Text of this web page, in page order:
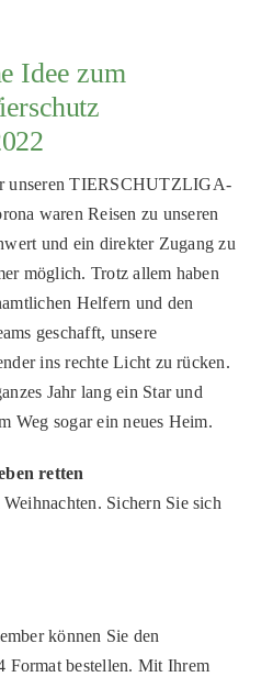
Idee zum
unseren TIERSCHUTZLIGA-
waren Reisen zu unseren
und ein direkter Zugang zu
möglich. Trotz allem haben
Helfern und den
geschafft, unsere
ins rechte Licht zu rücken.
Jahr lang ein Star und
Weg sogar ein neues Heim.
retten
Sichern Sie sich
können Sie den
bestellen. Mit Ihrem